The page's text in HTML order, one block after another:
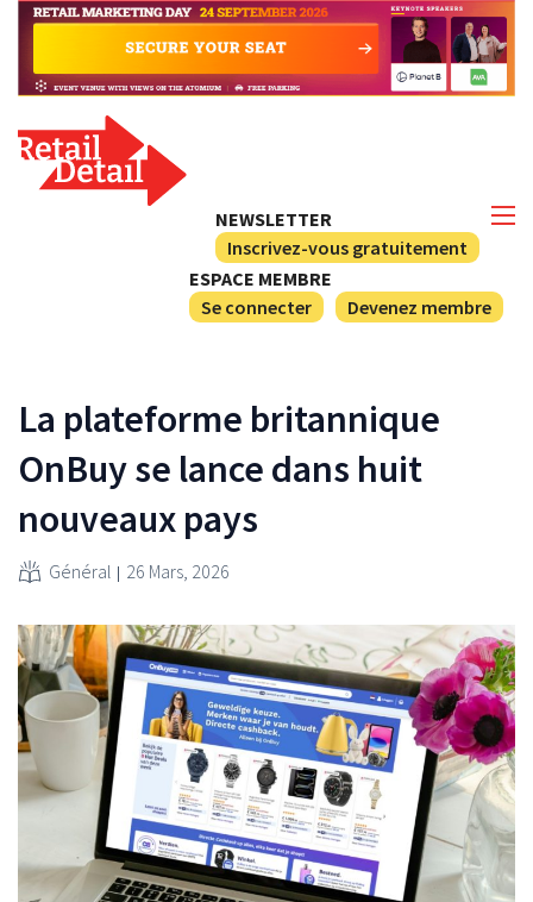
NEWSLETTER
Inscrivez-vous gratuitement
ESPACE MEMBRE
Se connecter
Devenez membre
La plateforme britannique
OnBuy se lance dans huit
nouveaux pays
Général 26 Mars, 2026